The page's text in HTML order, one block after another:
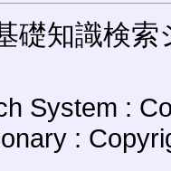
礎知識検索
System :
: